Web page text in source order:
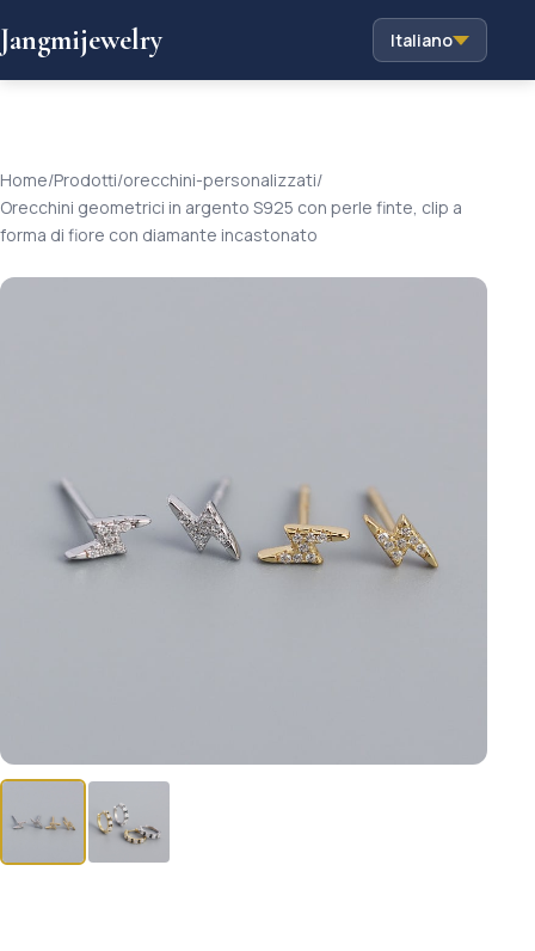
Jangmijewelry Italiano
Home/Prodotti/orecchini-personalizzati/
Orecchini geometrici in argento S925 con perle finte, clip a
forma di fiore con diamante incastonato